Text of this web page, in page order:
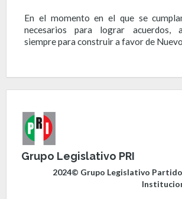
En el momento en el que se
necesarios para lograr acuerdos,
siempre para construir a favor de
Grupo Legislativo PRI
2024© Grupo Legislativo